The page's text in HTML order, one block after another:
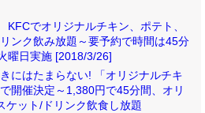
でオリジナルチキン、ポテト、
ンク飲み放題～要予約で時間は45分
曜日実施 [2018/3/26]
にはたまらない! 「オリジナルチキ
開催決定～1,380円で45分間、オリ
ケット/ドリンク飲食し放題